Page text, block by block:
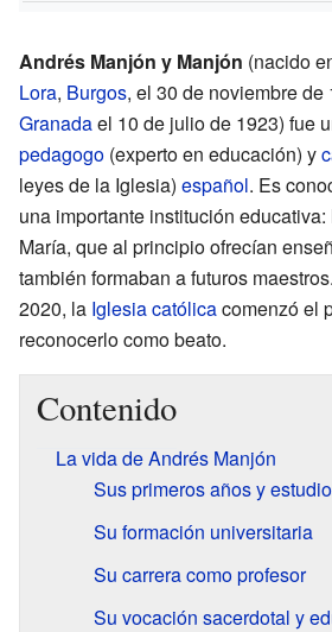
Andrés Manjón y Manjón (nacido
Lora, Burgos, el 30 de noviembre
Granadael 10 de julio de 1923) fue
pedagogo (experto en educación) y
leyes de la Iglesia) español. Es
una importante institución
María, que al principio ofrecían
también formaban a futuros
2020, la Iglesia católicacomenzó el
reconocerlo como beato.
Contenido
La vida de Andrés Manjón
Sus primeros años y
Su formación universitaria
Su carrera como profesor
Su vocación sacerdotal y